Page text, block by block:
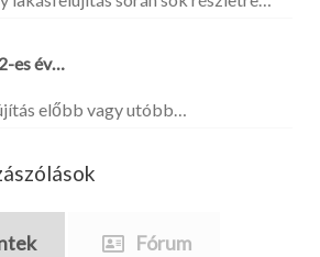
es év…
előbb vagy utóbb…
Fórum